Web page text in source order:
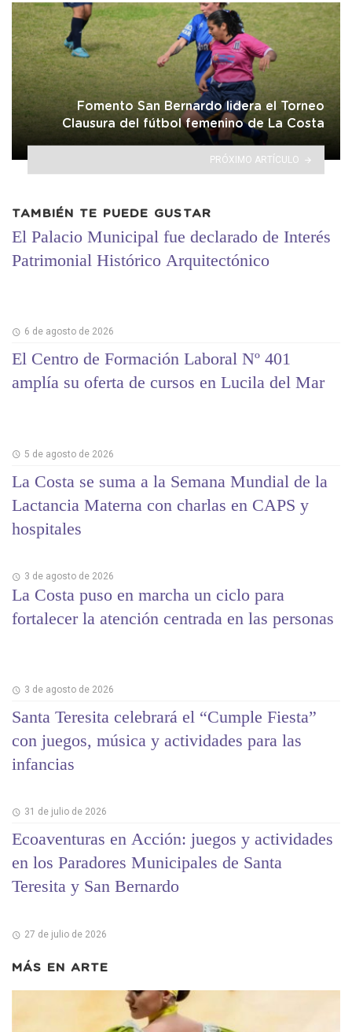
Fomento San Bernardo lidera el Torneo
Clausura del fútbol femenino de La Costa
PRÓXIMO ARTÍCULO
TAMBIÉN TE PUEDE GUSTAR
El Palacio Municipal fue declarado de Interés
Patrimonial Histórico Arquitectónico
6 de agosto de 2026
El Centro de Formación Laboral Nº 401
amplía su oferta de cursos en Lucila del Mar
5 de agosto de 2026
La Costa se suma a la Semana Mundial de la
Lactancia Materna con charlas en CAPS y
hospitales
3 de agosto de 2026
La Costa puso en marcha un ciclo para
fortalecer la atención centrada en las personas
3 de agosto de 2026
Santa Teresita celebrará el “Cumple Fiesta”
con juegos, música y actividades para las
infancias
31 de julio de 2026
Ecoaventuras en Acción: juegos y actividades
en los Paradores Municipales de Santa
Teresita y San Bernardo
27 de julio de 2026
MÁS EN ARTE